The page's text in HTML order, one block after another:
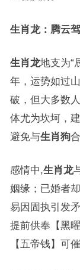
生肖龙：腾云
生肖龙地支为“
年，运势如过
破，但大多数
体尤为坎坷，
避免与生肖狗
感情中,生肖龙
姻缘；已婚者
易因固执引发
提前供奉【黑
【五帝钱】可